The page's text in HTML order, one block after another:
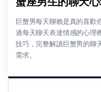
巨蟹男每天聊賴是真的喜歡
過每天聊天表達情感的心理
技巧，完整解讀巨蟹男的聊
需求。